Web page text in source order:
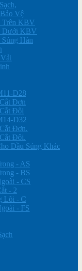
Vệ
Trên KBV
Dưới KBV
Hàn
D28
Đơn
Đôi
D32
Đơn.
Đôi.
Đầu Súng Khác
- AS
- BS
- CS
- 2
Lõi - C
- FS